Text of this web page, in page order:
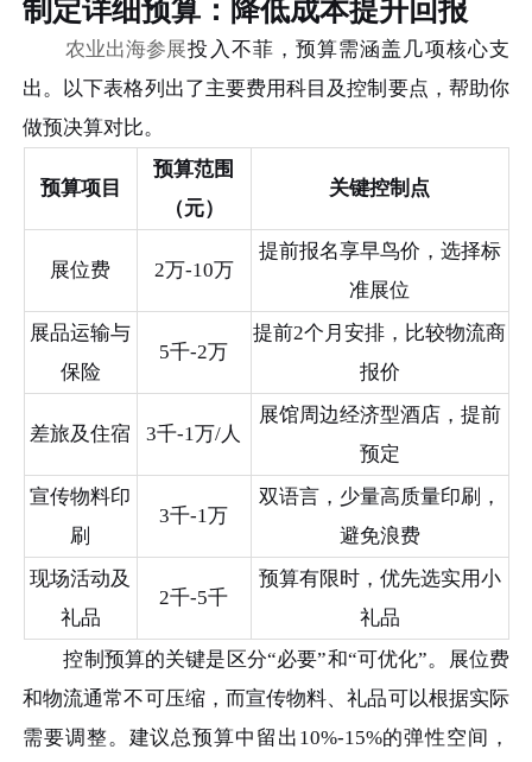
制定详细预算：降低成本提升回报
农业出海参展投入不菲，预算需涵盖几项核心支
出。以下表格列出了主要费用科目及控制要点，帮助你
做预决算对比。
预算项目
预算范围
（元）
关键控制点
展位费 2万-10万
提前报名享早鸟价，选择标
准展位
展品运输与
保险
5千-2万
提前2个月安排，比较物流商
报价
差旅及住宿 3千-1万/人
展馆周边经济型酒店，提前
预定
宣传物料印
刷
3千-1万
双语言，少量高质量印刷，
避免浪费
现场活动及
礼品
2千-5千
预算有限时，优先选实用小
礼品
控制预算的关键是区分“必要”和“可优化”。展位费
和物流通常不可压缩，而宣传物料、礼品可以根据实际
需要调整。建议总预算中留出10%-15%的弹性空间，